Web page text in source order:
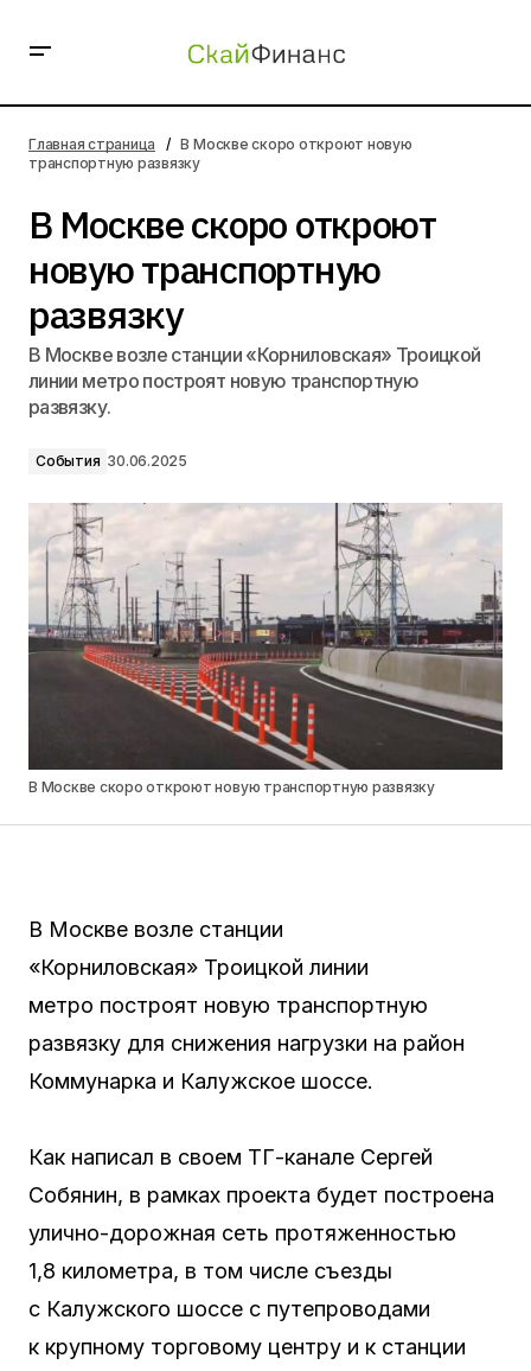
Главная страница
В Москве скоро откроют новую
транспортную развязку
В Москве скоро откроют
новую транспортную
развязку
В Москве возле станции «Корниловская» Троицкой
линии метро построят новую транспортную
развязку.
События 30.06.2025
В Москве скоро откроют новую транспортную развязку
В Москве возле станции
«Корниловская» Троицкой линии
метро построят новую транспортную
развязку для снижения нагрузки на район
Коммунарка и Калужское шоссе.
Как написал в своем ТГ-канале Сергей
Собянин, в рамках проекта будет построена
улично-дорожная сеть протяженностью
1,8 километра, в том числе съезды
с Калужского шоссе с путепроводами
к крупному торговому центру и к станции